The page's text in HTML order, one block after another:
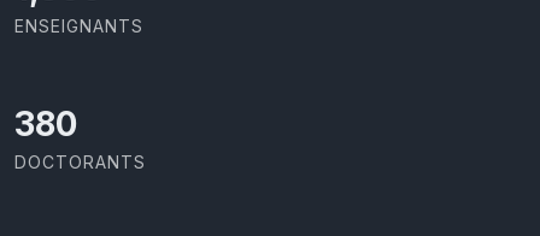
ENSEIGNANTS
403
DOCTORANTS